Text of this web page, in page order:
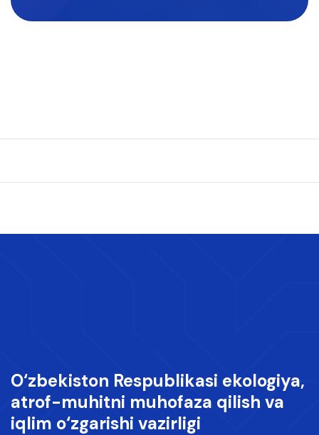
O‘zbekiston Respublikasi ekologiya,
atrof-muhitni muhofaza qilish va
iqlim o‘zgarishi vazirligi